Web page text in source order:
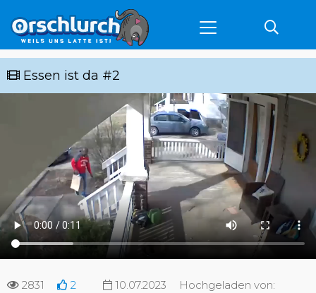
Essen ist da #2
2831 2 10.07.2023
Hochgeladen von: